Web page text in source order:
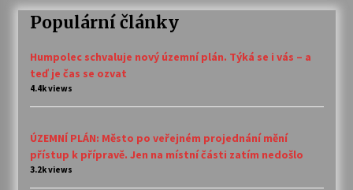
Populární články
Humpolec schvaluje nový územní plán. Týká se i vás – a
teď je čas se ozvat
4.4k views
ÚZEMNÍ PLÁN: Město po veřejném projednání mění
přístup k přípravě. Jen na místní části zatím nedošlo
3.2k views